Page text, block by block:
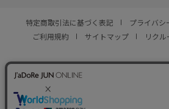
特定商取引法に基づく表記 プライバシ
ご利用規約
サイトマップ リクル
© JUN CO.,LTD. ALL RIGHTS